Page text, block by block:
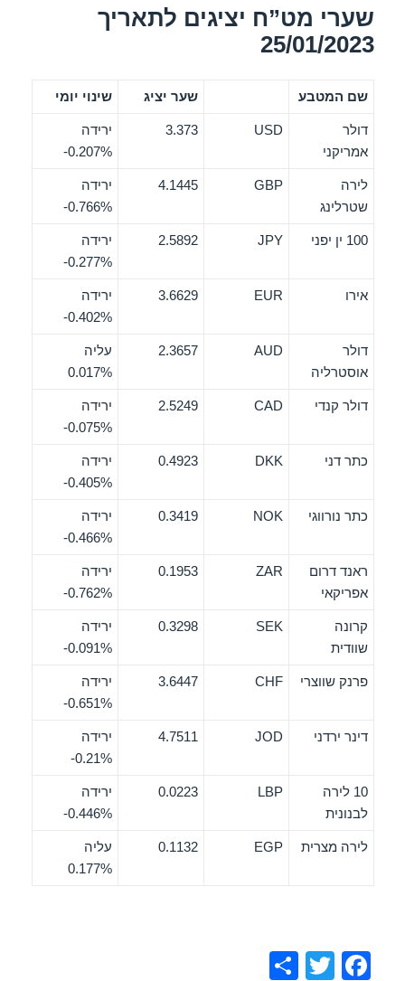
שערי מט”ח יציגים לתאריך
25/01/2023
שם המטבע שער יציג שינוי יומי
דולר
אמריקני
USD
3.373
ירידה
‎-0.207%
לירה
שטרלינג
GBP
4.1445
ירידה
‎-0.766%
100 ין יפני JPY
2.5892
ירידה
‎-0.277%
אירו EUR
3.6629
ירידה
‎-0.402%
דולר
אוסטרליה
AUD
2.3657
עליה
0.017%
דולר קנדי CAD
2.5249
ירידה
‎-0.075%
כתר דני DKK
0.4923
ירידה
‎-0.405%
כתר נורווגי NOK
0.3419
ירידה
‎-0.466%
ראנד דרום
אפריקאי
ZAR
0.1953
ירידה
‎-0.762%
קרונה
שוודית
SEK
0.3298
ירידה
‎-0.091%
פרנק שווצרי CHF
3.6447
ירידה
‎-0.651%
דינר ירדני JOD
4.7511
ירידה
‎-0.21%
10 לירה
לבנונית
LBP
0.0223
ירידה
‎-0.446%
לירה מצרית EGP
0.1132
עליה
0.177%
F
T